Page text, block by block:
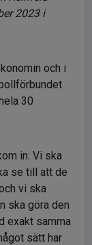
2023 i
och i
30
in: Vi ska
se till att de
vi ska
ska göra den
exakt samma
sätt har